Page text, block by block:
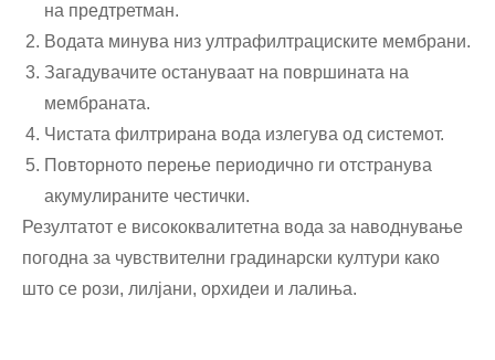
на предтретман.
Водата минува низ ултрафилтрациските мембрани.
Загадувачите остануваат на површината на
мембраната.
Чистата филтрирана вода излегува од системот.
Повторното перење периодично ги отстранува
акумулираните честички.
Резултатот е висококвалитетна вода за наводнување
погодна за чувствителни градинарски култури како
што се рози, лилјани, орхидеи и лалиња.